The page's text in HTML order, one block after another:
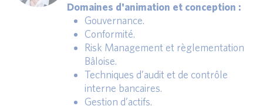
Domaines d'animation et conception :
Gouvernance.
Conformité.
Risk Management et règlementation
Bâloise.
Techniques d’audit et de contrôle
interne bancaires.
Gestion d’actifs.